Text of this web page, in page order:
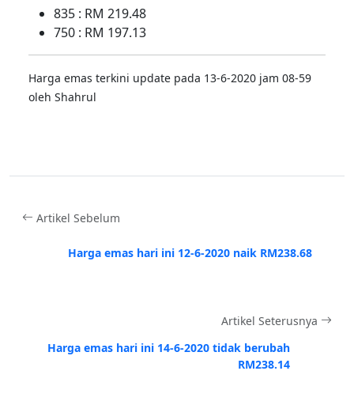
835 : RM 219.48
750 : RM 197.13
Harga emas terkini update pada 13-6-2020 jam 08-59
oleh Shahrul
Artikel Sebelum
Harga emas hari ini 12-6-2020 naik RM238.68
Artikel Seterusnya
Harga emas hari ini 14-6-2020 tidak berubah
RM238.14